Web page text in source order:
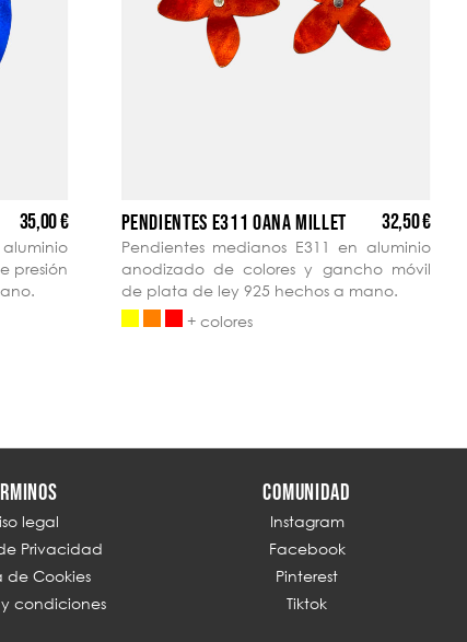
35,00 €
presión
PENDIENTES E311 OANA MILLET 32,50 €
Pendientes medianos E311 en aluminio
anodizado de colores y gancho móvil
de plata de ley 925 hechos a mano.
+ colores
legal
Privacidad
de Cookies
y condiciones
COMUNIDAD
Instagram
Facebook
Pinterest
Tiktok